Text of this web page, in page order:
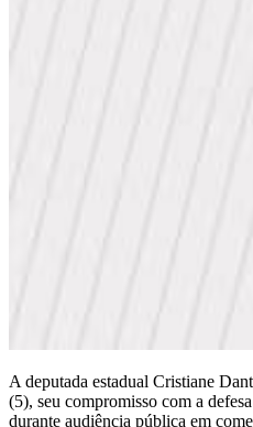
A deputada estadual Cristiane
(5), seu compromisso com a
durante audiência pública em